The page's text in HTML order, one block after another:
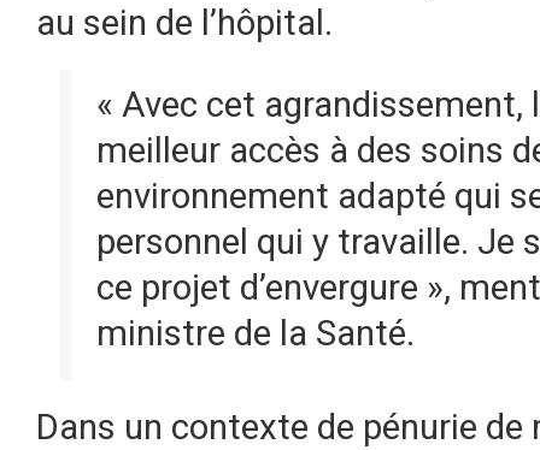
au sein de l’hôpital.
« Avec cet
meilleur accès à des soins
environnement adapté qui
personnel qui y travaille. Je
ce projet d’envergure »,
ministre de la Santé.
Dans un contexte de pénurie